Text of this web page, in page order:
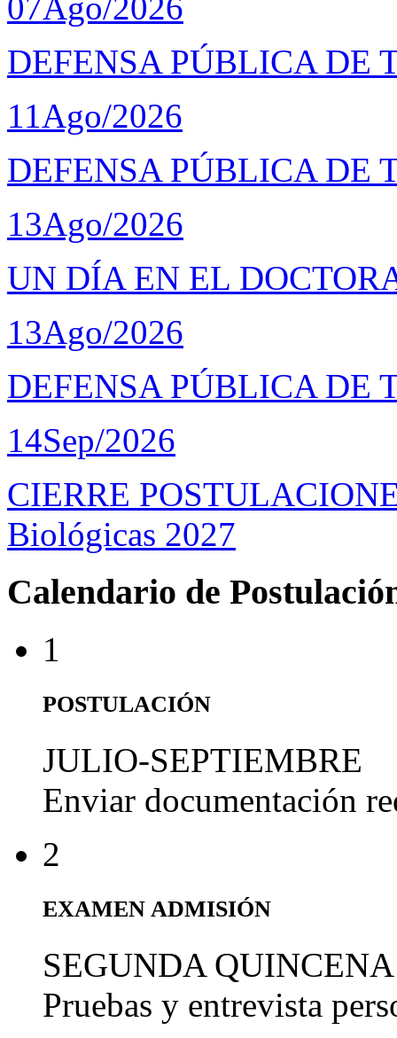
07Ago/2026
DEFENSA PÚBLICA DE
11Ago/2026
DEFENSA PÚBLICA DE
13Ago/2026
UN DÍA EN EL
13Ago/2026
DEFENSA PÚBLICA DE
14Sep/2026
CIERRE
Biológicas 2027
Calendario de
1
POSTULACIÓN
JULIO-SEPTIEMBRE
Enviar documentación
2
EXAMEN ADMISIÓN
SEGUNDA
Pruebas y entrevista